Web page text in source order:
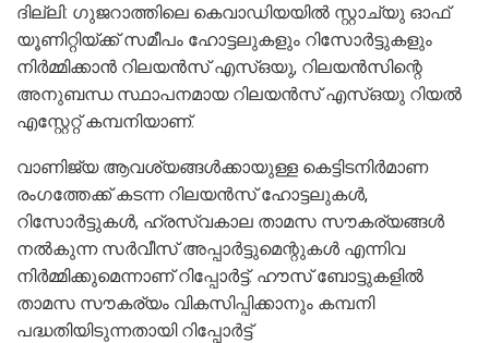
ദില്ലി: ഗുജറാത്തിലെ കെവാഡിയയിൽ സ്റ്റാച്യു ഓഫ്
യൂണിറ്റിയ്ക്ക് സമീപം ഹോട്ടലുകളും റിസോർട്ടുകളും
നിർമ്മിക്കാൻ റിലയൻസ് എസ്ഒയു, റിലയൻസിന്റെ
അനുബന്ധ സ്ഥാപനമായ റിലയന്‍സ് എസ്ഒയു റിയല്‍
എസ്റ്റേറ്റ് കമ്പനിയാണ്.
വാണിജ്യ ആവശ്യങ്ങള്‍ക്കായുള്ള കെട്ടിടനിര്‍മാണ
രംഗത്തേക്ക് കടന്ന റിലയൻസ് ഹോട്ടലുകൾ,
റിസോർട്ടുകൾ, ഹ്രസ്വകാല താമസ സൗകര്യങ്ങൾ
നൽകുന്ന സർവീസ് അപ്പാർട്ടുമെന്റുകൾ എന്നിവ
നിർമ്മിക്കുമെന്നാണ് റിപ്പോർട്ട്. ഹൗസ് ബോട്ടുകളിൽ
താമസ സൗകര്യം വികസിപ്പിക്കാനും കമ്പനി
പദ്ധതിയിടുന്നതായി റിപ്പോർട്ട്